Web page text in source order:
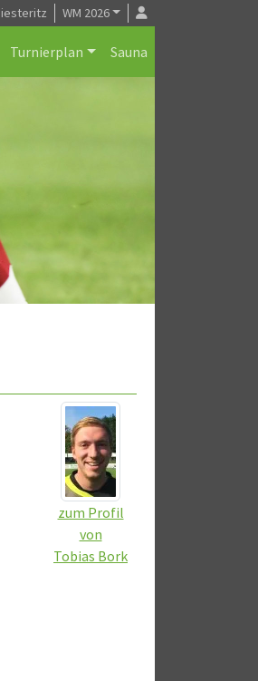
WM 2026
Turnierplan Sauna
zum Profil
von
Tobias Bork